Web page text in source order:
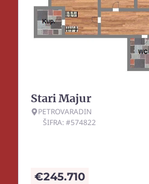
Stari Majur
PETROVARADIN
ŠIFRA: #574822
€245.710